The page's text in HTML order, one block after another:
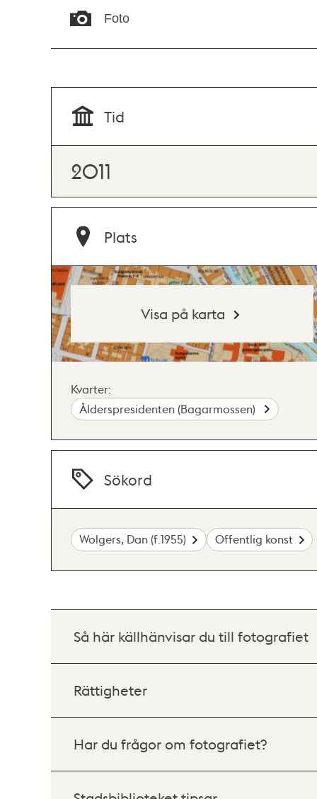
Foto
Tid
2011
Plats
Visa på karta
Kvarter:
Ålderspresidenten (Bagarmossen)
Sökord
Wolgers, Dan (f.1955) Offentlig konst
Så här källhänvisar du till fotografiet
Rättigheter
Har du frågor om fotografiet?